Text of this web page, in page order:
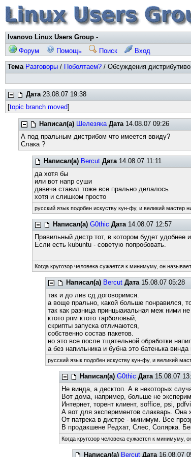
Ivanovo Linux Users Group -
Форум
Помощь Поиск Вход
Тема Разговоры / Поболтаем? / Обсуждения
Дата23.08.07 19:38
[topic branch moved]
Написал(а) Шелезяка Дата14.08.07 09:26
А под пральным дистрибом что имеется ввиду?
Слака ?
Написал(а) Bercut Дата14.08.07 11:11
да хотя бы
или вот напр суши
давеча ставил тоже все прально делалось
хотя и слишком просто
русский язык подобен искуству кун-фу, и великий мастер
Написал(а) G0thic Дата14.08.07 12:57
Правильный дистр тот, в котором будет удобнее
Если есть kubuntu - советую попробовать.
Когда кругозор человека сужается к минимуму, он
Написал(а) Bercut Дата15.08.07 05:28
так и до лив сд договоримся.
а воще прально, какой больше понравился,
так как разница принцыаиальная меж ними
ктото рпм ктото тарболовый,
скрипты запуска отличаются,
собственно состав пакетов.
но это все после тщательной обработки
а без напильника и бубна это батенька винда
русский язык подобен искуству кун-фу, и великий
Написал(а) G0thic Дата15.08.07
Не винда, а десктоп. А в некоторых
Вот дома, например, больше не
Интернет, торент клиент, soffice, psi,
А вот для экспериментов слакварь. Она
От патрека в дистре - минимум. Все
В продакшене Редхат, Слес, Солярка.
Когда кругозор человека сужается к минимуму,
Написал(а) Bercut Дата16.08.07